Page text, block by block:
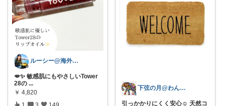
ルーシー@海外コスメとひとり暮らし
💋✨ 敏感肌にもやさしいTower
28の ...
￥ 4,820
1 3 149
下弦の月@わんにゃん日和
引っかかりにくく安心☺️ 天然コ